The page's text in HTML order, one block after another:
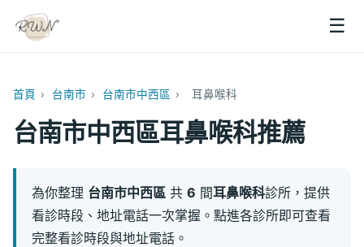
☰
首頁 › 台南市 › 台南市中西區 › 耳鼻喉科
台南市中西區耳鼻喉科推薦
為你整理 台南市中西區 共6 間耳鼻喉科診所，提供
看診時段、地址電話一次掌握。點進各診所即可查看
完整看診時段與地址電話。